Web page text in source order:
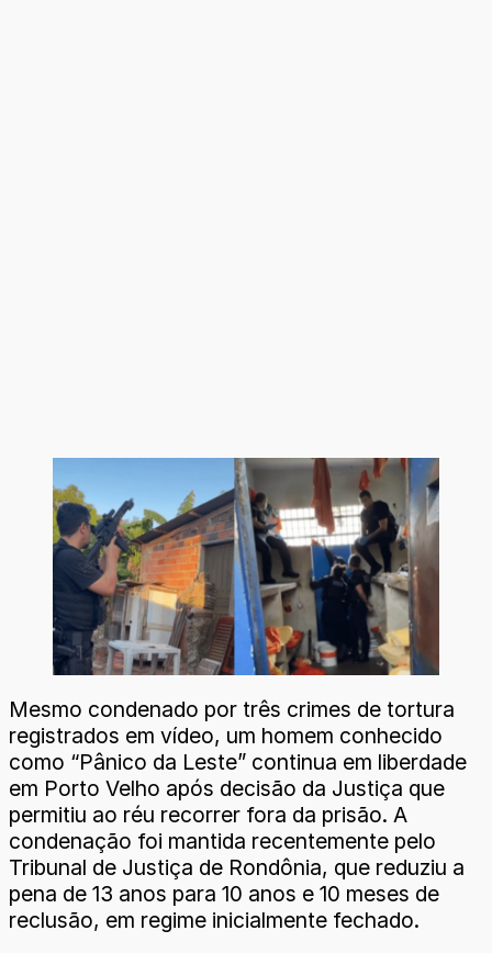
Mesmo condenado por três crimes de tortura
registrados em vídeo, um homem conhecido
como “Pânico da Leste” continua em liberdade
em Porto Velho após decisão da Justiça que
permitiu ao réu recorrer fora da prisão. A
condenação foi mantida recentemente pelo
Tribunal de Justiça de Rondônia, que reduziu a
pena de 13 anos para 10 anos e 10 meses de
reclusão, em regime inicialmente fechado.